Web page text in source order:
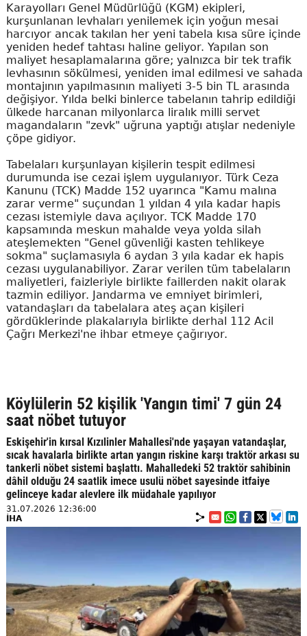
Karayolları Genel Müdürlüğü (KGM) ekipleri,
kurşunlanan levhaları yenilemek için yoğun mesai
harcıyor ancak takılan her yeni tabela kısa süre içinde
yeniden hedef tahtası haline geliyor. Yapılan son
maliyet hesaplamalarına göre; yalnızca bir tek trafik
levhasının sökülmesi, yeniden imal edilmesi ve sahada
montajının yapılmasının maliyeti 3-5 bin TL arasında
değişiyor. Yılda belki binlerce tabelanın tahrip edildiği
ülkede harcanan milyonlarca liralık milli servet
magandaların "zevk" uğruna yaptığı atışlar nedeniyle
çöpe gidiyor.
Tabelaları kurşunlayan kişilerin tespit edilmesi
durumunda ise cezai işlem uygulanıyor. Türk Ceza
Kanunu (TCK) Madde 152 uyarınca "Kamu malına
zarar verme" suçundan 1 yıldan 4 yıla kadar hapis
cezası istemiyle dava açılıyor. TCK Madde 170
kapsamında meskun mahalde veya yolda silah
ateşlemekten "Genel güvenliği kasten tehlikeye
sokma" suçlamasıyla 6 aydan 3 yıla kadar ek hapis
cezası uygulanabiliyor. Zarar verilen tüm tabelaların
maliyetleri, faizleriyle birlikte faillerden nakit olarak
tazmin ediliyor. Jandarma ve emniyet birimleri,
vatandaşları da tabelalara ateş açan kişileri
gördüklerinde plakalarıyla birlikte derhal 112 Acil
Çağrı Merkezi'ne ihbar etmeye çağırıyor.
Köylülerin 52 kişilik 'Yangın timi' 7 gün 24
saat nöbet tutuyor
Eskişehir'in kırsal Kızılinler Mahallesi'nde yaşayan vatandaşlar,
sıcak havalarla birlikte artan yangın riskine karşı traktör arkası su
tankerli nöbet sistemi başlattı. Mahalledeki 52 traktör sahibinin
dâhil olduğu 24 saatlik imece usulü nöbet sayesinde itfaiye
gelinceye kadar alevlere ilk müdahale yapılıyor
31.07.2026 12:36:00
İHA